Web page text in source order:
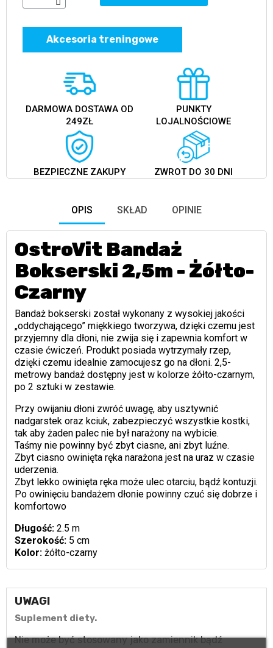
Akcesoria treningowe
DARMOWA DOSTAWA OD
249ZŁ
PUNKTY
LOJALNOŚCIOWE
BEZPIECZNE ZAKUPY ZWROT DO 30 DNI
OPIS SKŁAD OPINIE
OstroVit Bandaż
Bokserski 2,5m - Żółto-
Czarny
Bandaż bokserski został wykonany z wysokiej jakości
„oddychającego” miękkiego tworzywa, dzięki czemu jest
przyjemny dla dłoni, nie zwija się i zapewnia komfort w
czasie ćwiczeń. Produkt posiada wytrzymały rzep,
dzięki czemu idealnie zamocujesz go na dłoni. 2,5-
metrowy bandaż dostępny jest w kolorze żółto-czarnym,
po 2 sztuki w zestawie.
Przy owijaniu dłoni zwróć uwagę, aby usztywnić
nadgarstek oraz kciuk, zabezpieczyć wszystkie kostki,
tak aby żaden palec nie był narażony na wybicie.
Taśmy nie powinny być zbyt ciasne, ani zbyt luźne.
Zbyt ciasno owinięta ręka narażona jest na uraz w czasie
uderzenia.
Zbyt lekko owinięta ręka może ulec otarciu, bądź kontuzji.
Po owinięciu bandażem dłonie powinny czuć się dobrze i
komfortowo
Długość:2.5 m
Szerokość:5 cm
Kolor:żółto-czarny
UWAGI
Suplement diety.
Nie może być stosowany jako zamiennik bądź